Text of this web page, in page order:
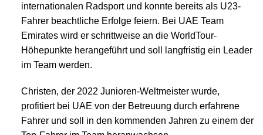
internationalen Radsport und konnte bereits als U23-
Fahrer beachtliche Erfolge feiern. Bei UAE Team
Emirates wird er schrittweise an die WorldTour-
Höhepunkte herangeführt und soll langfristig ein Leader
im Team werden.
Christen, der 2022 Junioren-Weltmeister wurde,
profitiert bei UAE von der Betreuung durch erfahrene
Fahrer und soll in den kommenden Jahren zu einem der